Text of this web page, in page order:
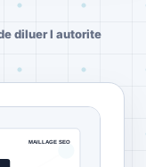
diluer l autorite